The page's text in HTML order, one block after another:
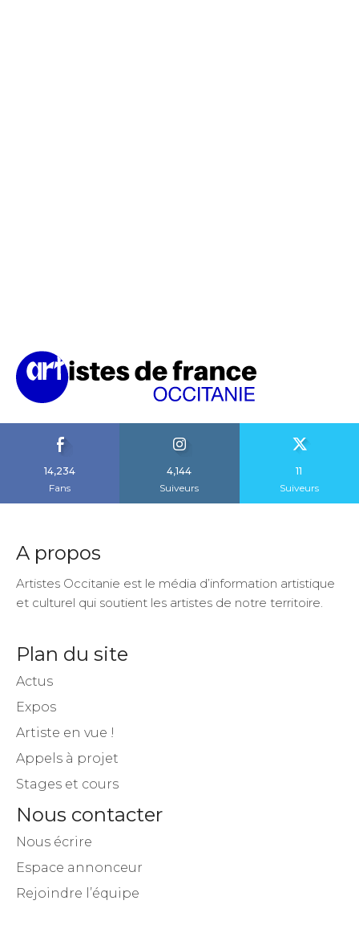
14,234
Fans
4,144
Suiveurs
11
Suiveurs
A propos
Artistes Occitanie est le média d’information artistique
et culturel qui soutient les artistes de notre territoire.
Plan du site
Actus
Expos
Artiste en vue !
Appels à projet
Stages et cours
Nous contacter
Nous écrire
Espace annonceur
Rejoindre l’équipe